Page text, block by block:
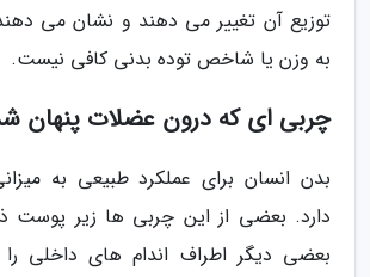
توزیع آن تغییر می دهند و نشان می
به وزن یا شاخص توده بدنی کافی نیست.
چربی ای که درون عضلات پنهان
بدن انسان برای عملکرد طبیعی به
دارد. بعضی از این چربی ها زیر پوست
بعضی دیگر اطراف اندام های داخلی